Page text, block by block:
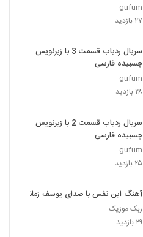
gufum
۲۷ بازدید
سریال ردیاب قسمت 3 با زیرنویس
چسبیده فارسی
gufum
۲۸ بازدید
سریال ردیاب قسمت 2 با زیرنویس
چسبیده فارسی
gufum
۲۵ بازدید
آهنگ این نفس با صدای یوسف زمانی
ربک موزیک
۲۹ بازدید